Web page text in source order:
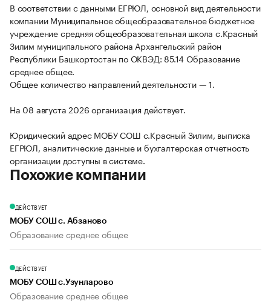
В соответствии с данными ЕГРЮЛ, основной вид деятельности
компании Муниципальное общеобразовательное бюджетное
учреждение средняя общеобразовательная школа с.Красный
Зилим муниципального района Архангельский район
Республики Башкортостан по ОКВЭД: 85.14 Образование
среднее общее.
Общее количество направлений деятельности — 1.
На 08 августа 2026 организация действует.
Юридический адрес МОБУ СОШ с.Красный Зилим, выписка
ЕГРЮЛ, аналитические данные и бухгалтерская отчетность
организации доступны в системе.
Похожие компании
ДЕЙСТВУЕТ
МОБУ СОШ с. Абзаново
Образование среднее общее
ДЕЙСТВУЕТ
МОБУ СОШ с.Узунларово
Образование среднее общее